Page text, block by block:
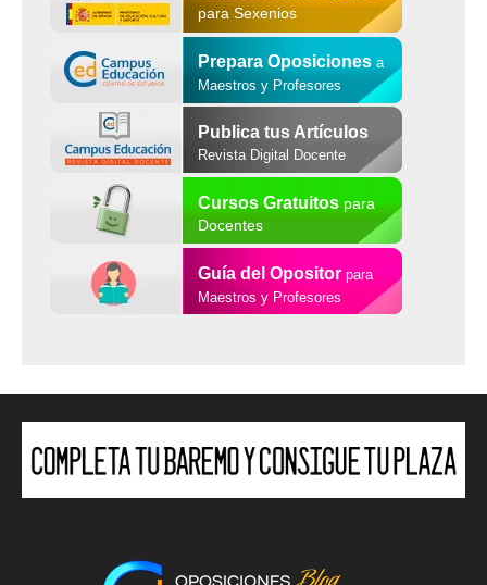
para Sexenios
Prepara Oposiciones a
Maestros y Profesores
Publica tus Artículos
Revista Digital Docente
Cursos Gratuitospara
Docentes
Guía del Opositor para
Maestros y Profesores